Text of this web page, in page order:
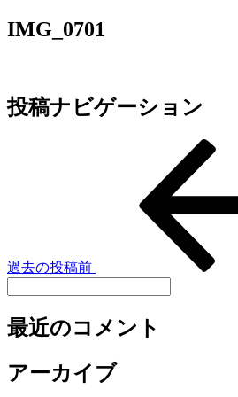
IMG_0701
投稿ナビゲーション
過去の投稿前
最近のコメント
アーカイブ